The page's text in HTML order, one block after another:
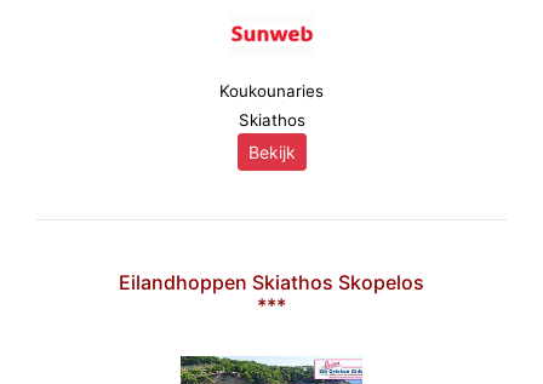
Koukounaries
Skiathos
Bekijk
Eilandhoppen Skiathos Skopelos
***